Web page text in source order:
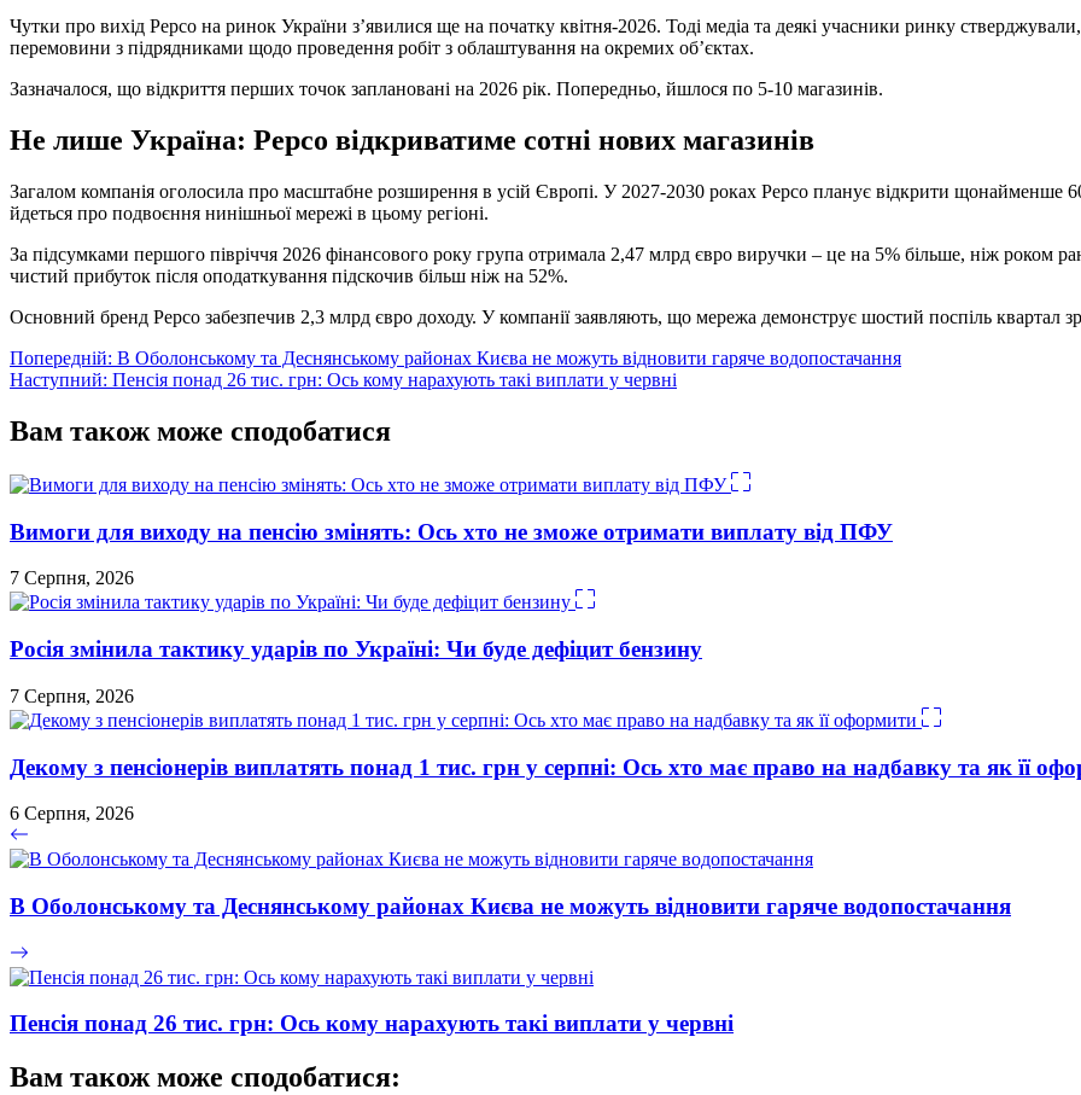
Чутки про вихід Pepco на ринок України з’явилися ще на початку квітня-2026. Тоді медіа та деякі учасники ринку
перемовини з підрядниками щодо проведення робіт з облаштування на окремих обʼєктах.
Зазначалося, що відкриття перших точок заплановані на 2026 рік. Попередньо, йшлося по 5-10 магазинів.
Не лише Україна: Pepco відкриватиме сотні нових магазинів
Загалом компанія оголосила про масштабне розширення в усій Європі. У 2027-2030 роках Pepco планує відкрити щонайменше
йдеться про подвоєння нинішньої мережі в цьому регіоні.
За підсумками першого півріччя 2026 фінансового року група отримала 2,47 млрд євро виручки – це на 5% більше, ніж роком
чистий прибуток після оподаткування підскочив більш ніж на 52%.
Основний бренд Pepco забезпечив 2,3 млрд євро доходу. У компанії заявляють, що мережа демонструє шостий поспіль квартал
Навігація
записів
Попередній: В Оболонському та Деснянському районах Києва не можуть відновити гаряче водопостачання
Наступний: Пенсія понад 26 тис. грн: Ось кому нарахують такі виплати у червні
Вам також може сподобатися
Вимоги для виходу на пенсію змінять: Ось хто не зможе отримати виплату від ПФУ
7 Серпня, 2026
Росія змінила тактику ударів по Україні: Чи буде дефіцит бензину
7 Серпня, 2026
Декому з пенсіонерів виплатять понад 1 тис. грн у серпні: Ось хто має право на надбавку та як її
6 Серпня, 2026
В Оболонському та Деснянському районах Києва не можуть відновити гаряче водопостачання
Пенсія понад 26 тис. грн: Ось кому нарахують такі виплати у червні
Вам також може сподобатися: